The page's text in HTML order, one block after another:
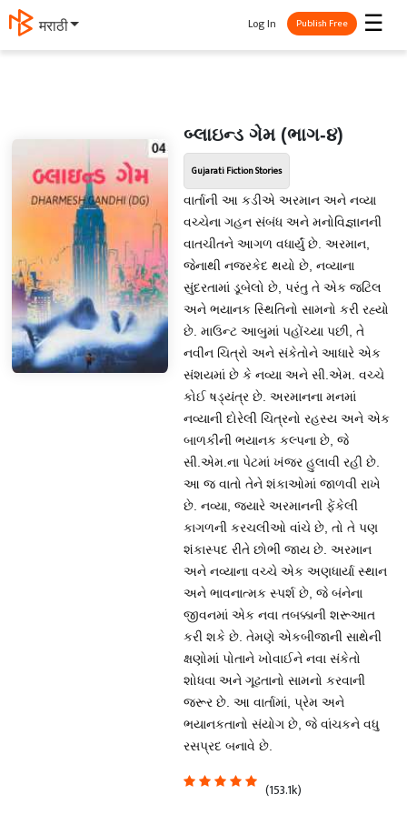
मराठी ☰
Log In Publish Free
બ્લાઇન્ડ ગેમ (ભાગ-૪)
Gujarati Fiction Stories
વાર્તાની આ કડીએ અરમાન અને નવ્યા
વચ્ચેના ગહન સંબંધ અને મનોવિજ્ઞાનની
વાતચીતને આગળ વધાર્યું છે. અરમાન,
જેનાથી નજરકેદ થયો છે, નવ્યાના
સુંદરતામાં ડૂબેલો છે, પરંતુ તે એક જટિલ
અને ભયાનક સ્થિતિનો સામનો કરી રહ્યો
છે. માઉન્ટ આબુમાં પહોંચ્યા પછી, તે
નવીન ચિત્રો અને સંકેતોને આધારે એક
સંશયમાં છે કે નવ્યા અને સી.એમ. વચ્ચે
કોઈ ષડ્યંત્ર છે. અરમાનના મનમાં
નવ્યાની દોરેલી ચિત્રનો રહસ્ય અને એક
બાળકીની ભયાનક કલ્પના છે, જે
સી.એમ.ના પેટમાં ખંજર હુલાવી રહી છે.
આ જ વાતો તેને શંકાઓમાં જાળવી રાખે
છે. નવ્યા, જ્યારે અરમાનની ફેંકેલી
કાગળની કરચલીઓ વાંચે છે, તો તે પણ
શંકાસ્પદ રીતે છોભી જાય છે. અરમાન
અને નવ્યાના વચ્ચે એક અણધાર્યા સ્થાન
અને ભાવનાત્મક સ્પર્શ છે, જે બંનેના
જીવનમાં એક નવા તબક્કાની શરૂઆત
કરી શકે છે. તેમણે એકબીજાની સાથેની
ક્ષણોમાં પોતાને ખોવાઈને નવા સંકેતો
શોધવા અને ગૂઢતાનો સામનો કરવાની
જરૂર છે. આ વાર્તામાં, પ્રેમ અને
ભયાનકતાનો સંયોગ છે, જે વાંચકને વધુ
રસપ્રદ બનાવે છે.
(153.1k)